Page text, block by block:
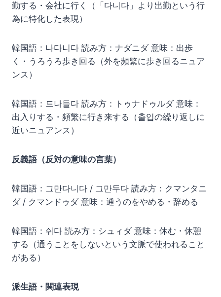
勤する・会社に行く（「다니다」より出勤という行
為に特化した表現）
韓国語：나다니다 読み方：ナダニダ 意味：出歩
く・うろうろ歩き回る（外を頻繁に歩き回るニュア
ンス）
韓国語：드나들다 読み方：トゥナドゥルダ 意味：
出入りする・頻繁に行き来する（출입の繰り返しに
近いニュアンス）
反義語（反対の意味の言葉）
韓国語：그만다니다 / 그만두다 読み方：クマンタニ
ダ / クマンドゥダ 意味：通うのをやめる・辞める
韓国語：쉬다 読み方：シュィダ 意味：休む・休憩
する（通うことをしないという文脈で使われること
がある）
派生語・関連表現